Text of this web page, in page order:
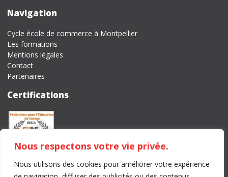
Nous respectons votre vie privée.
Nous utilisons des cookies pour améliorer votre expérience
Navigation
Cycle école de commerce à Montpellier
Les formations
Mentions légales
Contact
Partenaires
Certifications
Tél. 04 67 59 49 90 –Email. montpellier@idelca.fr